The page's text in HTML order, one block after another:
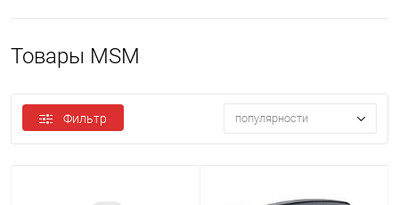
Товары MSM
Фильтр популярности